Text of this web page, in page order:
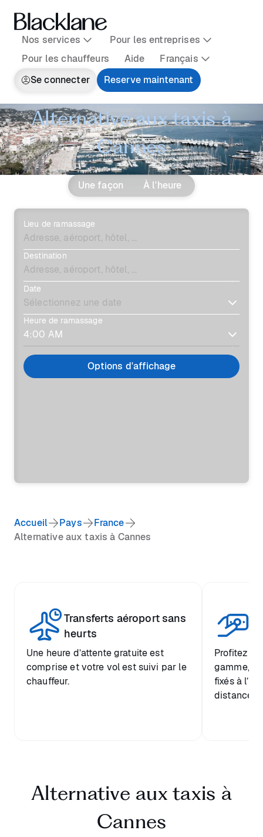
Nos services
Pour les entreprises
Pour les chauffeurs
Aide
Français
Se connecter
Reserve maintenant
Alternative aux taxis à
Cannes
Une façon À l'heure
Lieu de ramassage
Destination
Date
Heure de ramassage
Options d'affichage
Accueil Pays
France
Alternative aux taxis à Cannes
Transferts aéroport sans
heurts
Une heure d’attente gratuite est
comprise et votre vol est suivi par le
chauffeur.
Profitez
gamme,
fixés à
distance
Alternative aux taxis à
Cannes